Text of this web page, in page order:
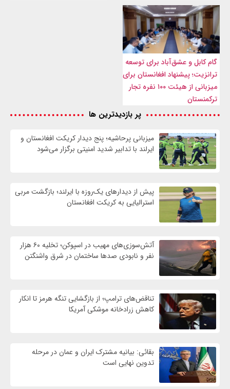
گام کابل و عشق‌آباد برای توسعه
ترانزیت؛ پیشنهاد افغانستان برای
میزبانی از هیئت ۱۰۰ نفره تجار
ترکمنستان
پر بازدیدترین ها
میزبانی پرحاشیه؛ پنج دیدار کریکت افغانستان و
ایرلند با تدابیر شدید امنیتی برگزار می‌شود
پیش از دیدارهای یک‌روزه با ایرلند؛ بازگشت مربی
استرالیایی به کریکت افغانستان
آتش‌سوزی‌های مهیب در اسپوکن؛ تخلیه ۶۰ هزار
نفر و نابودی صدها ساختمان در شرق واشنگتن
تناقض‌های ترامپ؛ از بازگشایی تنگه هرمز تا انکار
کاهش زرادخانه موشکی آمریکا
بقائی: بیانیه مشترک ایران و عمان در مرحله
تدوین نهایی است